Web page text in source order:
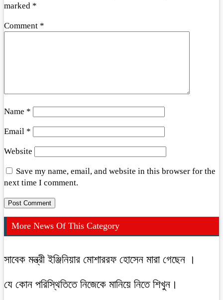
marked *
Comment *
Name *
Email *
Website
Save my name, email, and website in this browser for the
next time I comment.
More News Of This Category
সাবেক মন্ত্রী ইঞ্জিনিয়ার মোশাররফ হোসেন মারা গেছেন ।
যে কোন পরিস্থিতিতে নিজেকে মানিয়ে নিতে শিখুন।